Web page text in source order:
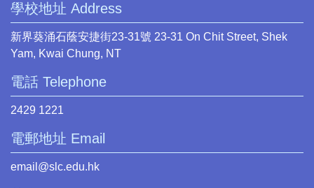
學校地址 Address
新界葵涌石蔭安捷街23-31號 23-31 On Chit Street, Shek
Yam, Kwai Chung, NT
電話 Telephone
2429 1221
電郵地址 Email
email@slc.edu.hk